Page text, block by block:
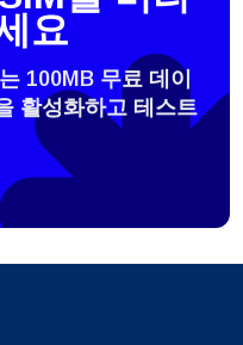
get my eSim?
eSIM, start by checking
Then, contact your
your device settings. Once
요
100MB 무료 데이
활성화하고 테스트
택: 로그인 또
계정을 계속 이용하거나